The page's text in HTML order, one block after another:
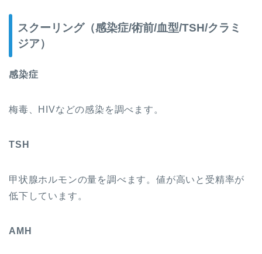
スクーリング（感染症/術前/血型/TSH/クラミ
ジア）
感染症
梅毒、HIVなどの感染を調べます。
TSH
甲状腺ホルモンの量を調べます。値が高いと受精率が
低下しています。
AMH